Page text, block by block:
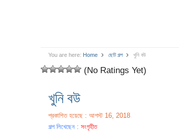
You are here: Home ছোট গল্প খুনি বউ
(No Ratings Yet)
খুনি বউ
প্রকাশিত হয়েছে : আগস্ট 16, 2018
গল্প লিখেছেন : সংগৃহীত